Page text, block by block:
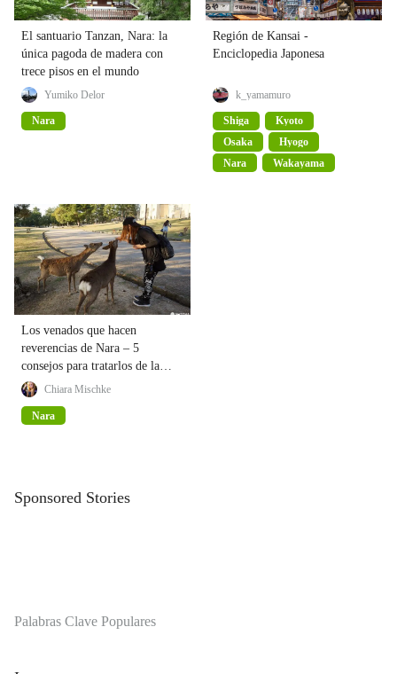
El santuario Tanzan, Nara: la
única pagoda de madera con
trece pisos en el mundo
Yumiko Delor
Nara
Región de Kansai -
Enciclopedia Japonesa
k_yamamuro
Shiga
Kyoto
Osaka
Hyogo
Nara
Wakayama
Los venados que hacen
reverencias de Nara – 5
consejos para tratarlos de la
forma adecuada
Chiara Mischke
Nara
Sponsored Stories
Palabras Clave Populares